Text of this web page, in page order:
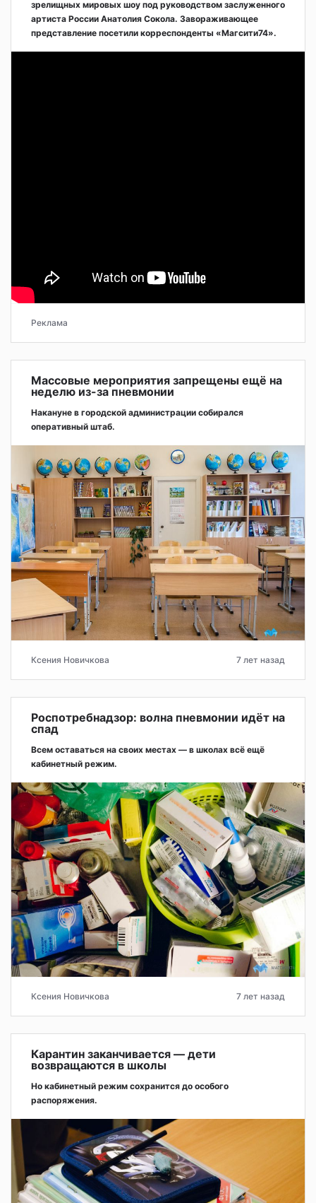
зрелищных мировых шоу под руководством заслуженного
артиста России Анатолия Сокола. Завораживающее
представление посетили корреспонденты «Магсити74».
Реклама
Массовые мероприятия запрещены ещё на
неделю из-за пневмонии
Накануне в городской администрации собирался
оперативный штаб.
Ксения Новичкова 7 лет назад
Роспотребнадзор: волна пневмонии идёт на
спад
Всем оставаться на своих местах — в школах всё ещё
кабинетный режим.
Ксения Новичкова 7 лет назад
Карантин заканчивается — дети
возвращаются в школы
Но кабинетный режим сохранится до особого
распоряжения.